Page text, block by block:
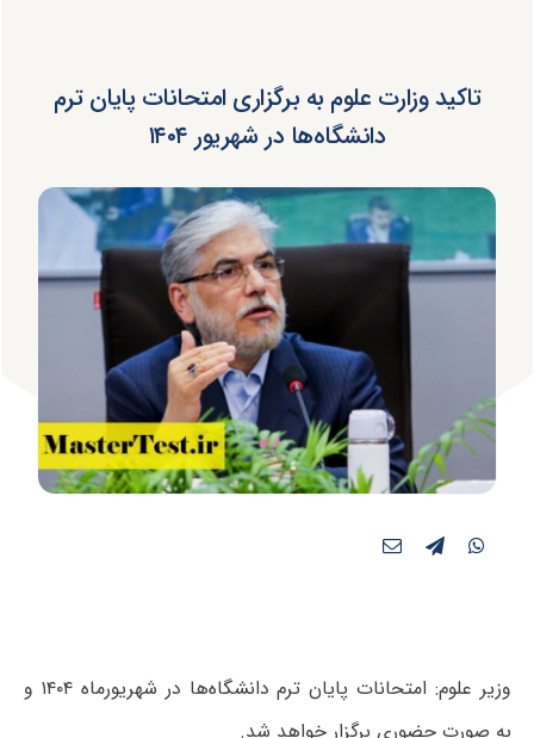
تاکید وزارت علوم به برگزاری امتحانات پایان ترم
دانشگاه‌ها در شهریور ۱۴۰۴
وزیر علوم: امتحانات پایان ترم دانشگاه‌ها در شهریورماه ۱۴۰۴ و
به صورت حضوری برگزار خواهد شد.